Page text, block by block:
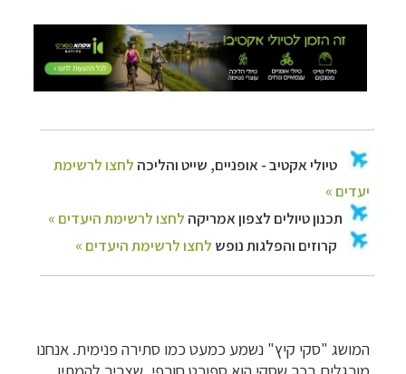
המושג "סקי קיץ" נשמע כמעט כמו סתירה פנימית. אנחנו